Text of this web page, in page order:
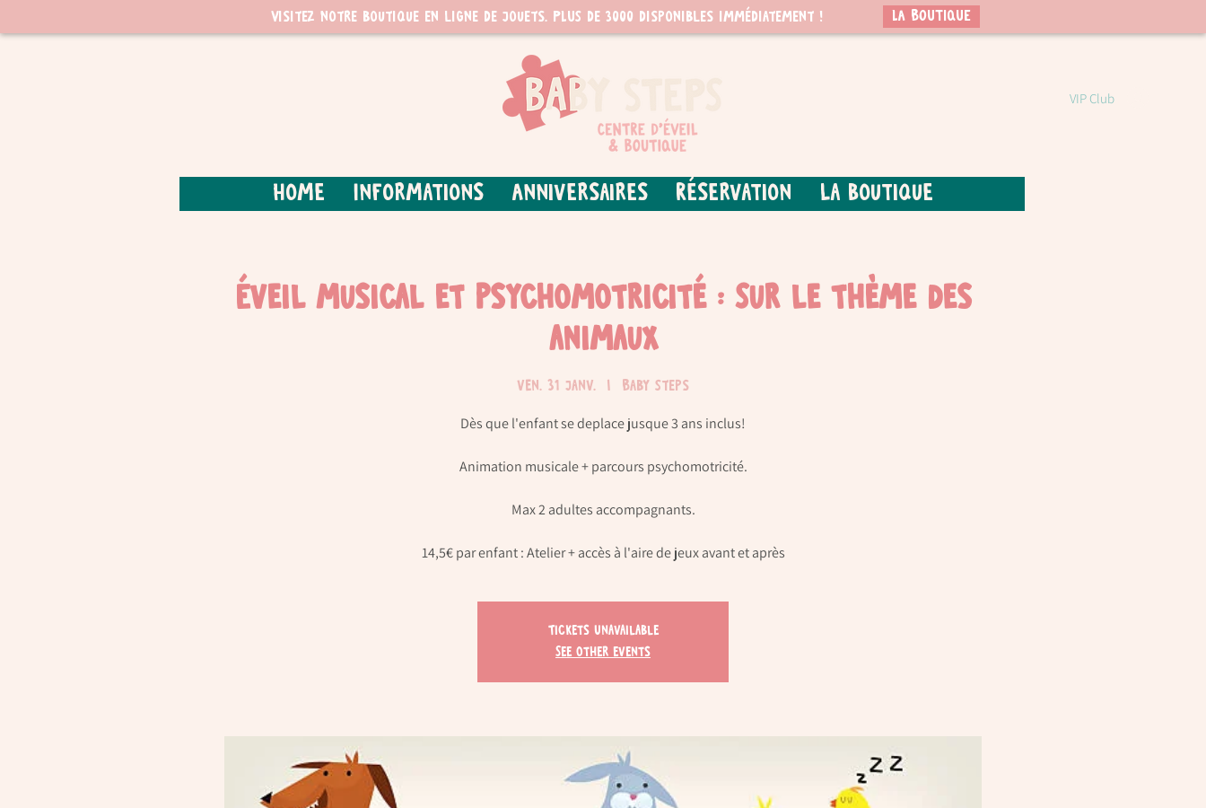
Visitez notre boutique en ligne de jouets. PLUS de 3000 disponibles immédiatement ! LA BOUTIQUE
VIP Club
Home Informations Anniversaires Réservation La boutique
Éveil musical et psychomotricité : Sur le thème des
animaux
ven. 31 janv.
  |
Baby Steps
Dès que l'enfant se deplace jusque 3 ans inclus!
Animation musicale + parcours psychomotricité.
Max 2 adultes accompagnants.
14,5€ par enfant : Atelier + accès à l'aire de jeux avant et après
Tickets Unavailable
See other events